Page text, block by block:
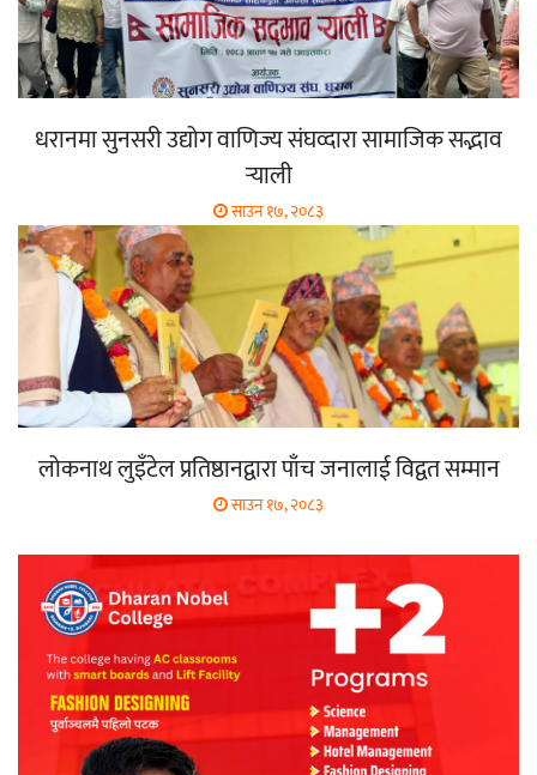
धरानमा सुनसरी उद्योग वाणिज्य संघव्दारा सामाजिक सद्भाव
र्‍याली
साउन १७, २०८३
लोकनाथ लुइँटेल प्रतिष्ठानद्वारा पाँच जनालाई विद्वत सम्मान
साउन १७, २०८३